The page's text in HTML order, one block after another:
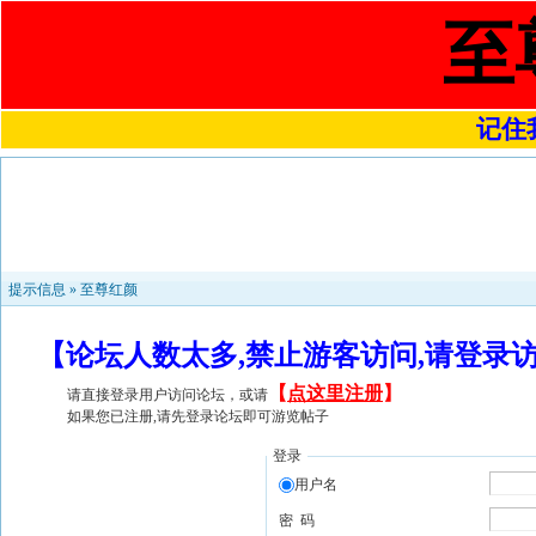
至
记住
提示信息 » 至尊红颜
【论坛人数太多,禁止游客访问,请登
请直接登录用户访问论坛，或请 【 点这里注册】
如果您已注册,请先登录论坛即可游览帖子
登录
用户名
密 码